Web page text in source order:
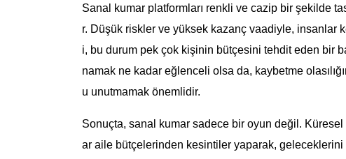
Sanal kumar platformları renkli ve cazip bir şekilde
r. Düşük riskler ve yüksek kazanç vaadiyle, insanlar
i, bu durum pek çok kişinin bütçesini tehdit eden bir
namak ne kadar eğlenceli olsa da, kaybetme
u unutmamak önemlidir.
Sonuçta, sanal kumar sadece bir oyun değil.
ar aile bütçelerinden kesintiler yaparak,